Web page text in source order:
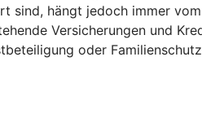
sind, hängt jedoch immer
Versicherungen und
oder